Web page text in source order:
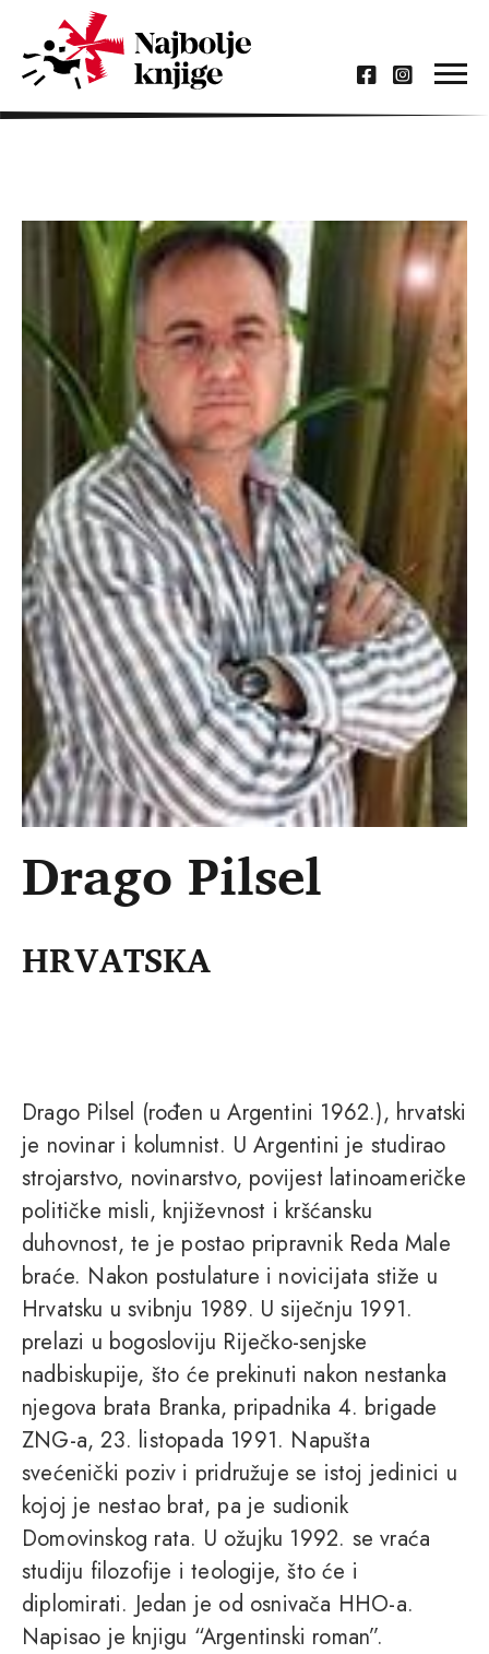
Drago Pilsel
HRVATSKA
Drago Pilsel (rođen u Argentini 1962.), hrvatski
je novinar i kolumnist. U Argentini je studirao
strojarstvo, novinarstvo, povijest latinoameričke
političke misli, književnost i kršćansku
duhovnost, te je postao pripravnik Reda Male
braće. Nakon postulature i novicijata stiže u
Hrvatsku u svibnju 1989. U siječnju 1991.
prelazi u bogosloviju Riječko-senjske
nadbiskupije, što će prekinuti nakon nestanka
njegova brata Branka, pripadnika 4. brigade
ZNG-a, 23. listopada 1991. Napušta
svećenički poziv i pridružuje se istoj jedinici u
kojoj je nestao brat, pa je sudionik
Domovinskog rata. U ožujku 1992. se vraća
studiju filozofije i teologije, što će i
diplomirati. Jedan je od osnivača HHO-a.
Napisao je knjigu “Argentinski roman”.